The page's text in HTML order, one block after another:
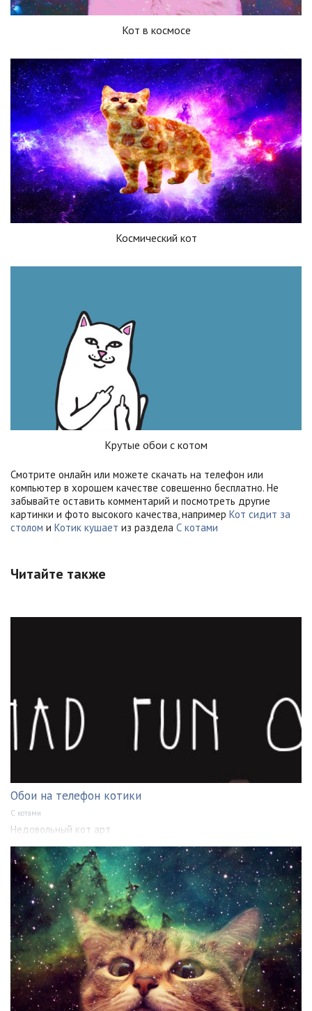
Кот в космосе
Космический кот
Крутые обои с котом
Смотрите онлайн или можете скачать на телефон или
компьютер в хорошем качестве совешенно бесплатно. Не
забывайте оставить комментарий и посмотреть другие
картинки и фото высокого качества, например Кот сидит за
столом и Котик кушает из раздела С котами
Читайте также
Обои на телефон котики
С котами
Недовольный кот арт